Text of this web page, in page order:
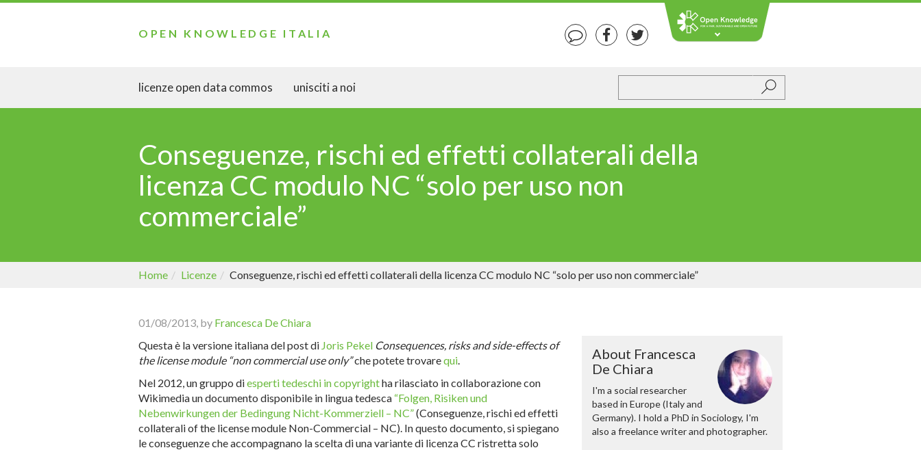
OPEN KNOWLEDGE ITALIA
licenze open data commos unisciti a noi Submit
Conseguenze, rischi ed effetti collaterali della
licenza CC modulo NC “solo per uso non
commerciale”
Home Licenze Conseguenze, rischi ed effetti collaterali della licenza CC modulo NC “solo per uso non commerciale”
01/08/2013, by Francesca De Chiara
Questa è la versione italiana del post di Joris Pekel Consequences, risks and side-effects of
the license module “non commercial use only”che potete trovarequi.
Nel 2012, un gruppo diesperti tedeschi in copyrightha rilasciato in collaborazione con
Wikimedia un documento disponibile in lingua tedesca “Folgen, Risiken und
Nebenwirkungen der Bedingung Nicht-Kommerziell – NC”(Conseguenze, rischi ed effetti
collaterali of the license module Non-Commercial – NC). In questo documento, si spiegano
le conseguenze che accompagnano la scelta di una variante di licenza CC ristretta solo
About Francesca
De Chiara
I'm a social researcher
based in Europe (Italy and
Germany). I hold a PhD in Sociology, I'm
also a freelance writer and photographer.